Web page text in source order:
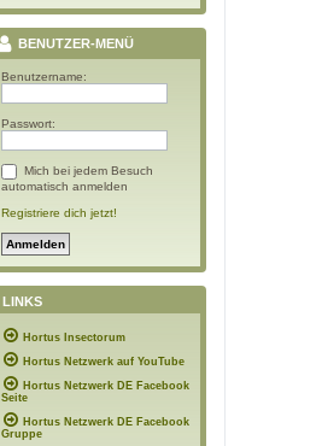
BENUTZER-MENÜ
Benutzername:
Passwort:
Mich bei jedem Besuch
automatisch anmelden
Registriere dich jetzt!
LINKS
Hortus Insectorum
Hortus Netzwerk auf YouTube
Hortus Netzwerk DE Facebook
Seite
Hortus Netzwerk DE Facebook
Gruppe